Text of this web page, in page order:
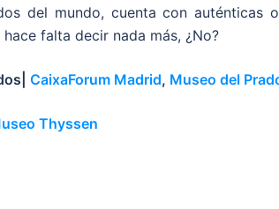
del mundo, cuenta con auténticas
falta decir nada más, ¿No?
CaixaForum Madrid, Museo del
Thyssen